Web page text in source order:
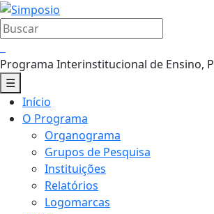
Pular
para
o
conteúdo
Buscar
por:
Programa Interinstitucional de Ensino,
☰
Menu
Principal
Início
O Programa
Organograma
Grupos de Pesquisa
Instituições
Relatórios
Logomarcas